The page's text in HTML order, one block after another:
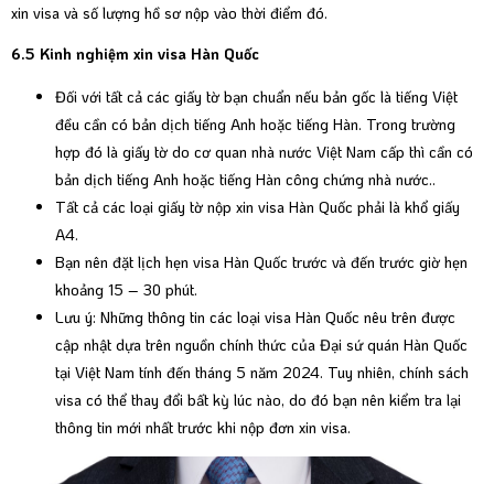
xin visa và số lượng hồ sơ nộp vào thời điểm đó.
6.5 Kinh nghiệm xin visa Hàn Quốc
Đối với tất cả các giấy tờ bạn chuẩn nếu bản gốc là tiếng Việt
đều cần có bản dịch tiếng Anh hoặc tiếng Hàn. Trong trường
hợp đó là giấy tờ do cơ quan nhà nước Việt Nam cấp thì cần có
bản dịch tiếng Anh hoặc tiếng Hàn công chứng nhà nước..
Tất cả các loại giấy tờ nộp xin visa Hàn Quốc phải là khổ giấy
A4.
Bạn nên đặt lịch hẹn visa Hàn Quốc trước và đến trước giờ hẹn
khoảng 15 – 30 phút.
Lưu ý: Những thông tin các loại visa Hàn Quốc nêu trên được
cập nhật dựa trên nguồn chính thức của Đại sứ quán Hàn Quốc
tại Việt Nam tính đến tháng 5 năm 2024. Tuy nhiên, chính sách
visa có thể thay đổi bất kỳ lúc nào, do đó bạn nên kiểm tra lại
thông tin mới nhất trước khi nộp đơn xin visa.